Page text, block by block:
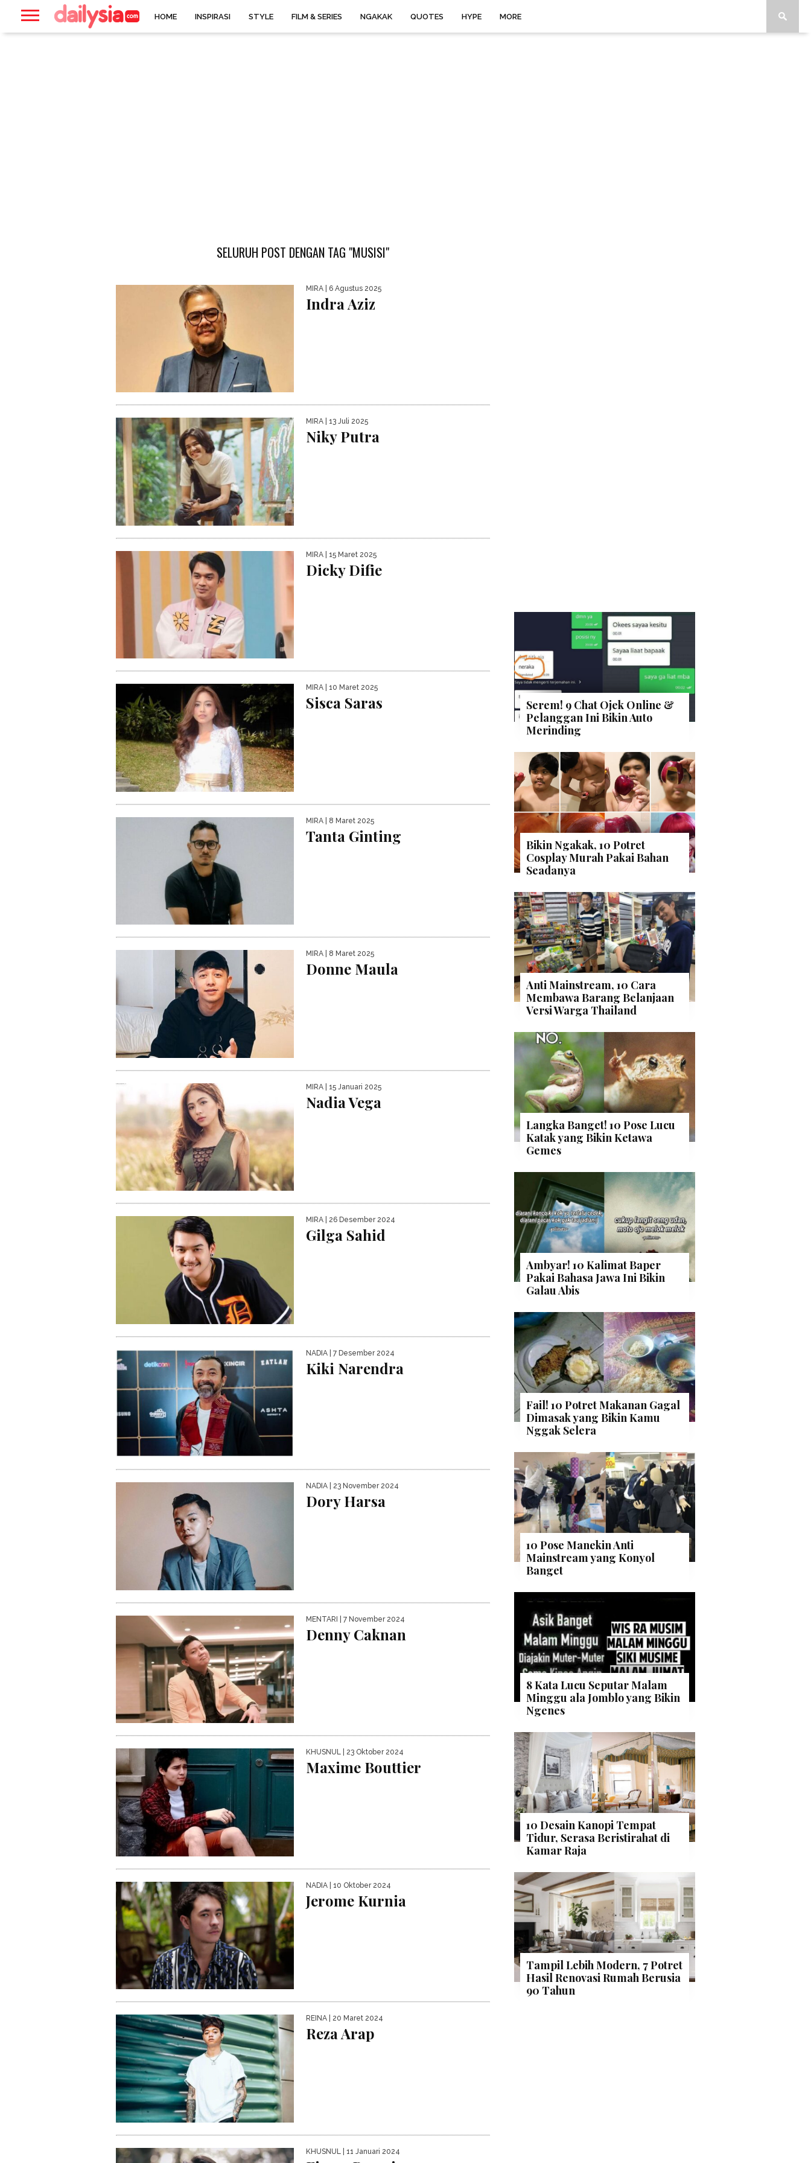
HOME INSPIRASI STYLE FILM & SERIES NGAKAK QUOTES HYPE MORE
SELURUH POST DENGAN TAG "MUSISI"
MIRA | 6 Agustus 2025
Indra Aziz
MIRA | 13 Juli 2025
Niky Putra
MIRA | 15 Maret 2025
Dicky Difie
MIRA | 10 Maret 2025
Sisca Saras
MIRA | 8 Maret 2025
Tanta Ginting
MIRA | 8 Maret 2025
Donne Maula
MIRA | 15 Januari 2025
Nadia Vega
MIRA | 26 Desember 2024
Gilga Sahid
NADIA | 7 Desember 2024
Kiki Narendra
NADIA | 23 November 2024
Dory Harsa
MENTARI | 7 November 2024
Denny Caknan
KHUSNUL | 23 Oktober 2024
Maxime Bouttier
NADIA | 10 Oktober 2024
Jerome Kurnia
REINA | 20 Maret 2024
Reza Arap
KHUSNUL | 11 Januari 2024
Serem! 9 Chat Ojek Online &
Pelanggan Ini Bikin Auto
Merinding
Bikin Ngakak, 10 Potret
Cosplay Murah Pakai Bahan
Seadanya
Anti Mainstream, 10 Cara
Membawa Barang Belanjaan
Versi Warga Thailand
Langka Banget! 10 Pose Lucu
Katak yang Bikin Ketawa
Gemes
Ambyar! 10 Kalimat Baper
Pakai Bahasa Jawa Ini Bikin
Galau Abis
Fail! 10 Potret Makanan Gagal
Dimasak yang Bikin Kamu
Nggak Selera
10 Pose Manekin Anti
Mainstream yang Konyol
Banget
8 Kata Lucu Seputar Malam
Minggu ala Jomblo yang Bikin
Ngenes
10 Desain Kanopi Tempat
Tidur, Serasa Beristirahat di
Kamar Raja
Tampil Lebih Modern, 7 Potret
Hasil Renovasi Rumah Berusia
90 Tahun